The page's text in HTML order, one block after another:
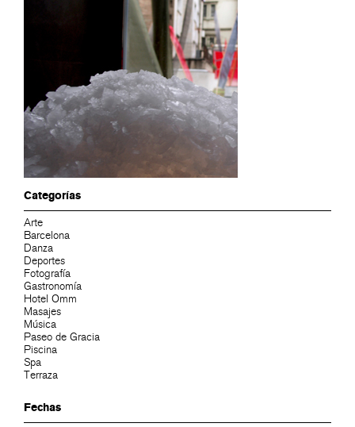
Categorías
Arte
Barcelona
Danza
Deportes
Fotografía
Gastronomía
Hotel Omm
Masajes
Música
Paseo de Gracia
Piscina
Spa
Terraza
Fechas